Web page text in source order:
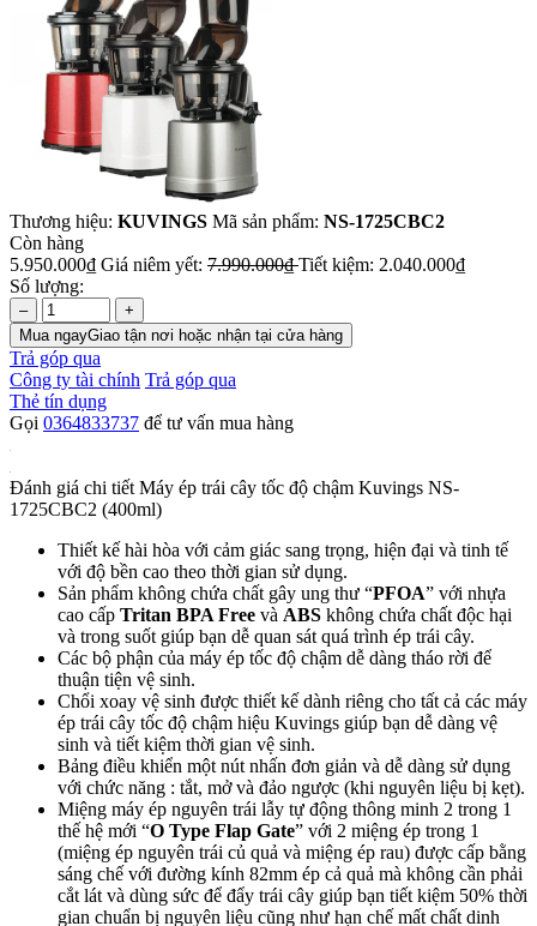
0 Giỏ hàng
Trang chủ
(400ml)
Máy ép trái cây tốc độ chậm Kuvings NS-
1725CBC2 (400ml)